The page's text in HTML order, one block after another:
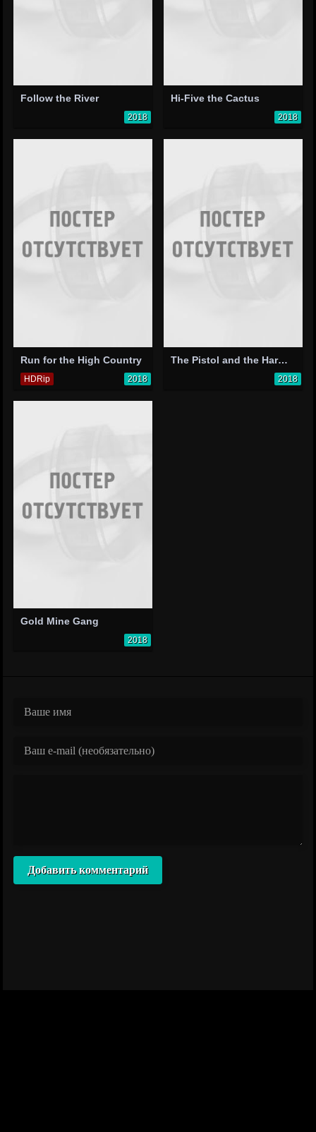
Follow the River
2018
Hi-Five the Cactus
2018
Run for the High Country
HDRip 2018
The Pistol and the Harmonica
2018
Gold Mine Gang
2018
Добавить комментарий